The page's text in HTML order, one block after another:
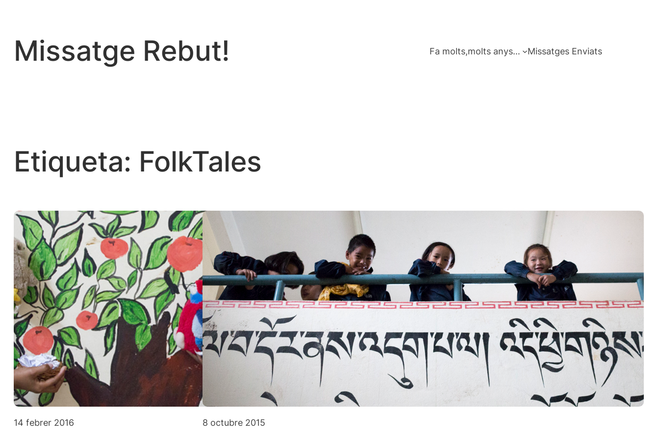
contingut
Missatge Rebut! Fa molts,molts anys… Missatges Enviats
Etiqueta: FolkTales
14 febrer 2016 8 octubre 2015